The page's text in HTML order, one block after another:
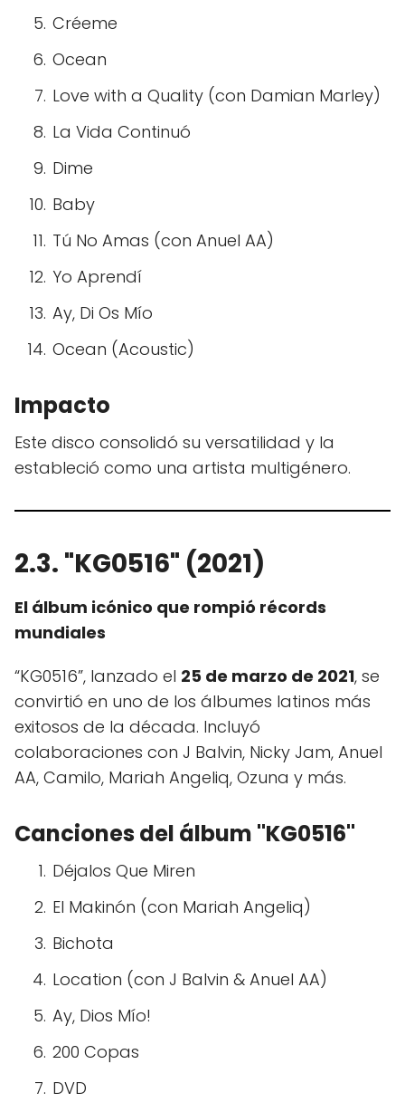
Créeme
Ocean
Love with a Quality (con Damian Marley)
La Vida Continuó
Dime
Baby
Tú No Amas (con Anuel AA)
Yo Aprendí
Ay, Di Os Mío
Ocean (Acoustic)
Impacto
Este disco consolidó su versatilidad y la
estableció como una artista multigénero.
2.3. "KG0516" (2021)
El álbum icónico que rompió récords
mundiales
“KG0516”, lanzado el 25 de marzo de 2021, se
convirtió en uno de los álbumes latinos más
exitosos de la década. Incluyó
colaboraciones con J Balvin, Nicky Jam, Anuel
AA, Camilo, Mariah Angeliq, Ozuna y más.
Canciones del álbum "KG0516"
Déjalos Que Miren
El Makinón (con Mariah Angeliq)
Bichota
Location (con J Balvin & Anuel AA)
Ay, Dios Mío!
200 Copas
DVD